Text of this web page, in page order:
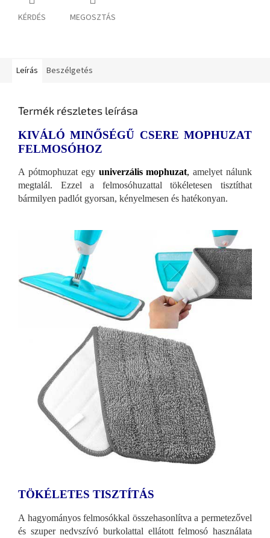
KÉRDÉS MEGOSZTÁS
Leírás Beszélgetés
Termék részletes leírása
KIVÁLÓ MINŐSÉGŰ CSERE MOPHUZAT
FELMOSÓHOZ
A pótmophuzat egy univerzális mophuzat, amelyet nálunk
megtalál. Ezzel a felmosóhuzattal tökéletesen tisztíthat
bármilyen padlót gyorsan, kényelmesen és hatékonyan.
TÖKÉLETES TISZTÍTÁS
A hagyományos felmosókkal összehasonlítva a permetezővel
és szuper nedvszívó burkolattal ellátott felmosó használata